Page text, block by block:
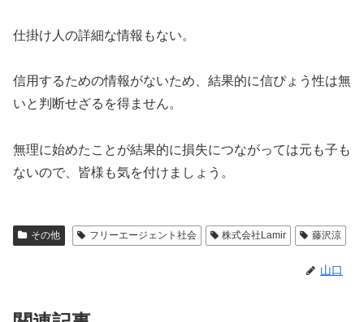
仕掛け人の詳細な情報もない。
信用するための情報がないため、結果的に信ぴょう性は無
いと判断せざるを得ません。
無理に始めたことが結果的に損失につながっては元も子も
ないので、皆様も気を付けましょう。
その他 フリーエージェント社会 株式会社Lamir 藤沢涼
山口